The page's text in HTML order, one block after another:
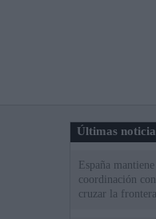
Últimas
España
coordinación
cruzar la